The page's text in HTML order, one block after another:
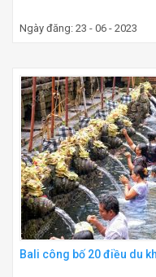
Ngày đăng: 23 - 06 - 2023
Bali công bố 20 điều du